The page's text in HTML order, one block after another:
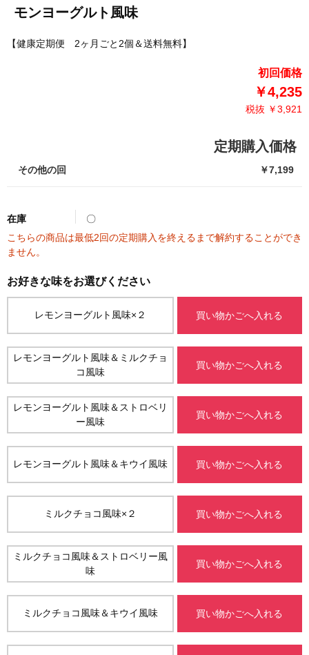
モンヨーグルト風味
【健康定期便 2ヶ月ごと2個＆送料無料】
初回価格
￥4,235
税抜 ￥3,921
定期購入価格
その他の回 ￥7,199
在庫
〇
こちらの商品は最低2回の定期購入を終えるまで解約することができ
ません。
レモンヨーグルト風味×２ 買い物かごへ入れる
レモンヨーグルト風味＆ミルクチョ
コ風味
買い物かごへ入れる
レモンヨーグルト風味＆ストロベリ
ー風味
買い物かごへ入れる
レモンヨーグルト風味＆キウイ風味 買い物かごへ入れる
ミルクチョコ風味×２ 買い物かごへ入れる
ミルクチョコ風味＆ストロベリー風
味
買い物かごへ入れる
ミルクチョコ風味＆キウイ風味 買い物かごへ入れる